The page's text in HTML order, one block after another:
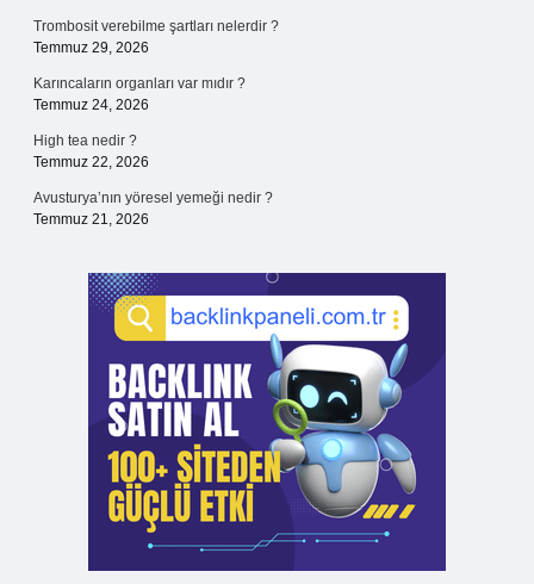
Trombosit verebilme şartları nelerdir ?
Temmuz 29, 2026
Karıncaların organları var mıdır ?
Temmuz 24, 2026
High tea nedir ?
Temmuz 22, 2026
Avusturya’nın yöresel yemeği nedir ?
Temmuz 21, 2026